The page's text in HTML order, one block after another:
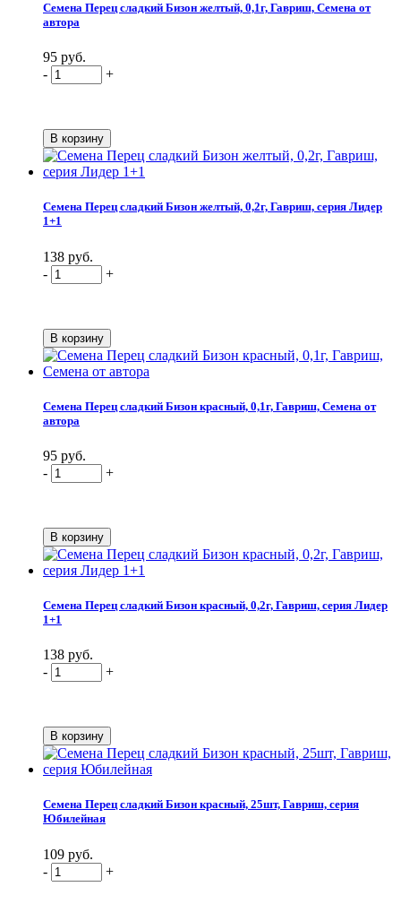
Семена Перец сладкий Бизон желтый, 0,1г, Гавриш, Семена от
автора
95 руб.
-
+
Семена Перец сладкий Бизон желтый, 0,2г, Гавриш, серия Лидер
1+1
138 руб.
-
+
Семена Перец сладкий Бизон красный, 0,1г, Гавриш, Семена от
автора
95 руб.
-
+
Семена Перец сладкий Бизон красный, 0,2г, Гавриш, серия Лидер
1+1
138 руб.
-
+
Семена Перец сладкий Бизон красный, 25шт, Гавриш, серия
Юбилейная
109 руб.
-
+